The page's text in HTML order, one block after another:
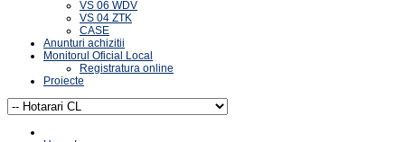
VS 06 WDV
VS 04 ZTK
CASE
Anunturi achizitii
Monitorul Oficial Local
Registratura online
Proiecte